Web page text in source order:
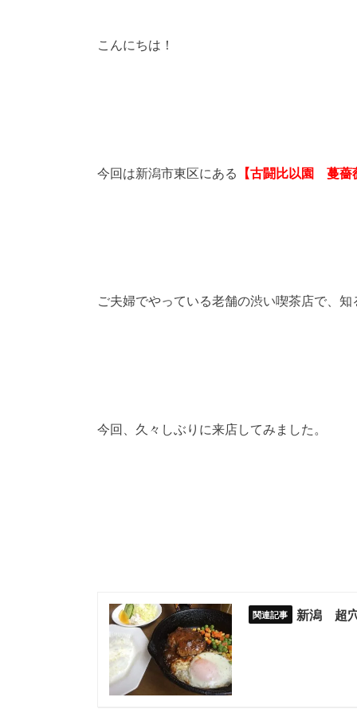
こんにちは！
今回は新潟市東区にある 【古闘比以園 蔓薔
ご夫婦でやっている老舗の渋い喫茶店で、知
今回、久々しぶりに来店してみました。
新潟 超